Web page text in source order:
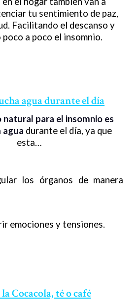
tu sentimiento de paz,
Facilitando el descanso y
poco a poco el insomnio.
agua durante el día
para el insomnio es
agua durante el día, ya que
esta…
los órganos de manera
emociones y tensiones.
Cocacola, té o café